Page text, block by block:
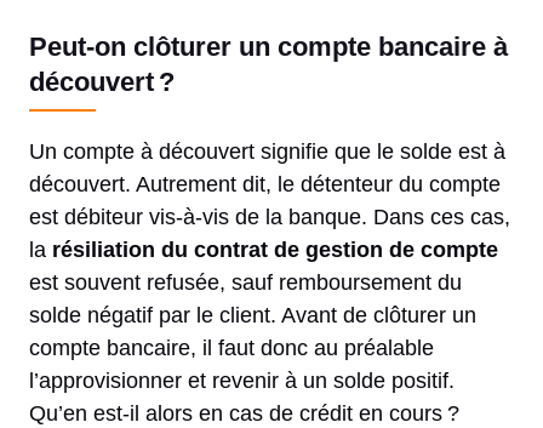
Peut-on clôturer un compte bancaire à
découvert ?
Un compte à découvert signifie que le solde est à
découvert. Autrement dit, le détenteur du compte
est débiteur vis-à-vis de la banque. Dans ces cas,
la résiliation du contrat de gestion de compte
est souvent refusée, sauf remboursement du
solde négatif par le client. Avant de clôturer un
compte bancaire, il faut donc au préalable
l’approvisionner et revenir à un solde positif.
Qu’en est-il alors en cas de crédit en cours ?